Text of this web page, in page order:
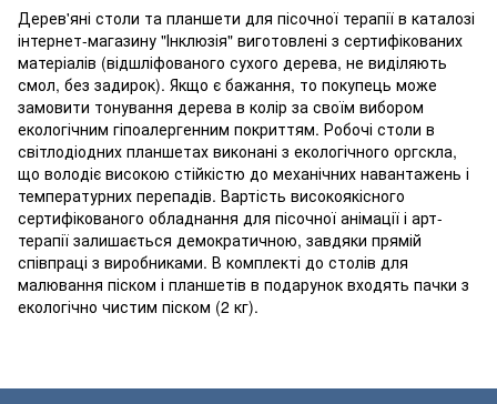
Дерев'яні столи та планшети для пісочної терапії в каталозі
інтернет-магазину "Інклюзія" виготовлені з сертифікованих
матеріалів (відшліфованого сухого дерева, не виділяють
смол, без задирок). Якщо є бажання, то покупець може
замовити тонування дерева в колір за своїм вибором
екологічним гіпоалергенним покриттям. Робочі столи в
світлодіодних планшетах виконані з екологічного оргскла,
що володіє високою стійкістю до механічних навантажень і
температурних перепадів. Вартість високоякісного
сертифікованого обладнання для пісочної анімації і арт-
терапії залишається демократичною, завдяки прямій
співпраці з виробниками. В комплекті до столів для
малювання піском і планшетів в подарунок входять пачки з
екологічно чистим піском (2 кг).